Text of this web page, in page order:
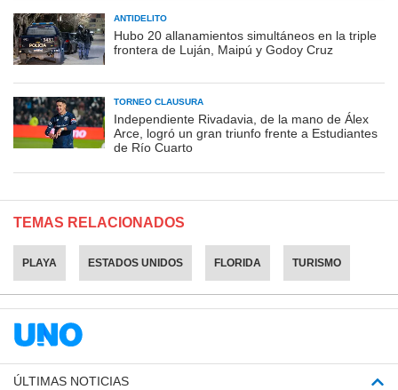
ANTIDELITO
Hubo 20 allanamientos simultáneos en la triple
frontera de Luján, Maipú y Godoy Cruz
TORNEO CLAUSURA
Independiente Rivadavia, de la mano de Álex
Arce, logró un gran triunfo frente a Estudiantes
de Río Cuarto
TEMAS RELACIONADOS
PLAYA ESTADOS UNIDOS FLORIDA TURISMO
ÚLTIMAS NOTICIAS